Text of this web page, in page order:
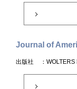
Journal of
出版社 ：